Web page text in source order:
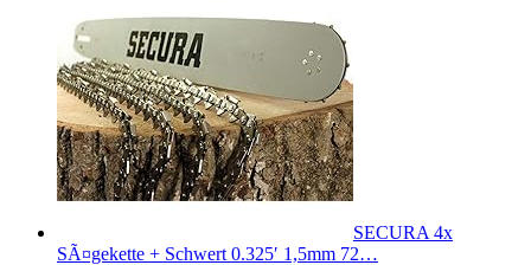
SECURA 4x
SÃ¤gekette + Schwert 0.325′ 1,5mm 72…